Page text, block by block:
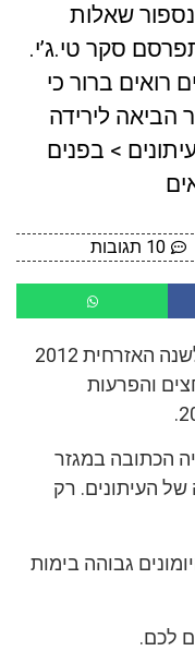
אינספור שאלות
סקר טי.ג’י.
רואים ברור כי
הביאה לירידה
> בפנים
10 תגובות
עמוק בחצי השני של החודש השני לשנה האזרחית 2012
והפרעות
הכתובה במגזר
העיתונים. רק
גבוהה בימות
לכם.